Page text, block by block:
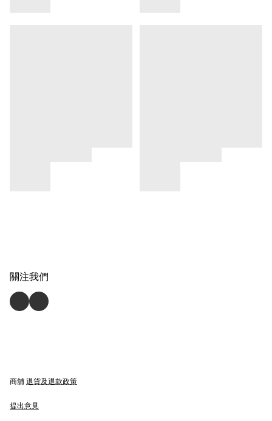
關注我們
商舖 退貨及退款政策
提出意見